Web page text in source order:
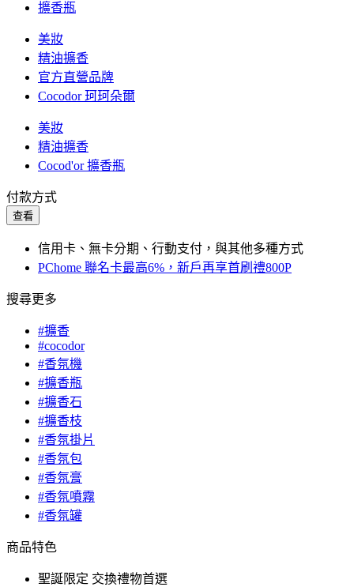
擴香瓶
美妝
精油擴香
官方直營品牌
Cocodor 珂珂朵爾
美妝
精油擴香
Cocod'or 擴香瓶
付款方式
查看
信用卡、無卡分期、行動支付，與其他多種方式
PChome 聯名卡最高6%，新戶再享首刷禮800P
搜尋更多
#擴香
#cocodor
#香氛機
#擴香瓶
#擴香石
#擴香枝
#香氛掛片
#香氛包
#香氛膏
#香氛噴霧
#香氛罐
商品特色
聖誕限定 交換禮物首選